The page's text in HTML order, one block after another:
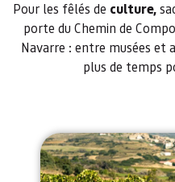
Pour les fêlés de culture,
porte du Chemin de
Navarre : entre musées et
plus de temps